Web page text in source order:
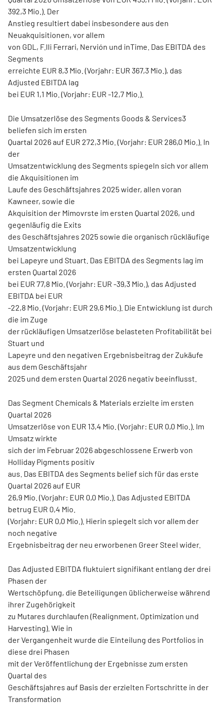
392,3 Mio.). Der
Anstieg resultiert dabei insbesondere aus den
Neuakquisitionen, vor allem
von GDL, F.lli Ferrari, Nervión und inTime. Das EBITDA des
Segments
erreichte EUR 8,3 Mio. (Vorjahr: EUR 367,3 Mio.), das
Adjusted EBITDA lag
bei EUR 1,1 Mio. (Vorjahr: EUR -12,7 Mio.).
Die Umsatzerlöse des Segments Goods & Services3
beliefen sich im ersten
Quartal 2026 auf EUR 272,3 Mio. (Vorjahr: EUR 286,0 Mio.). In
der
Umsatzentwicklung des Segments spiegeln sich vor allem
die Akquisitionen im
Laufe des Geschäftsjahres 2025 wider, allen voran
Kawneer, sowie die
Akquisition der Mimovrste im ersten Quartal 2026, und
gegenläufig die Exits
des Geschäftsjahres 2025 sowie die organisch rückläufige
Umsatzentwicklung
bei Lapeyre und Stuart. Das EBITDA des Segments lag im
ersten Quartal 2026
bei EUR 77,8 Mio. (Vorjahr: EUR -39,3 Mio.), das Adjusted
EBITDA bei EUR
-22,8 Mio. (Vorjahr: EUR 29,6 Mio.). Die Entwicklung ist durch
die im Zuge
der rückläufigen Umsatzerlöse belasteten Profitabilität bei
Stuart und
Lapeyre und den negativen Ergebnisbeitrag der Zukäufe
aus dem Geschäftsjahr
2025 und dem ersten Quartal 2026 negativ beeinflusst.
Das Segment Chemicals & Materials erzielte im ersten
Quartal 2026
Umsatzerlöse von EUR 13,4 Mio. (Vorjahr: EUR 0,0 Mio.). Im
Umsatz wirkte
sich der im Februar 2026 abgeschlossene Erwerb von
Holliday Pigments positiv
aus. Das EBITDA des Segments belief sich für das erste
Quartal 2026 auf EUR
26,9 Mio. (Vorjahr: EUR 0,0 Mio.). Das Adjusted EBITDA
betrug EUR 0,4 Mio.
(Vorjahr: EUR 0,0 Mio.). Hierin spiegelt sich vor allem der
noch negative
Ergebnisbeitrag der neu erworbenen Greer Steel wider.
Das Adjusted EBITDA fluktuiert signifikant entlang der drei
Phasen der
Wertschöpfung, die Beteiligungen üblicherweise während
ihrer Zugehörigkeit
zu Mutares durchlaufen (Realignment, Optimization und
Harvesting). Wie in
der Vergangenheit wurde die Einteilung des Portfolios in
diese drei Phasen
mit der Veröffentlichung der Ergebnisse zum ersten
Quartal des
Geschäftsjahres auf Basis der erzielten Fortschritte in der
Transformation